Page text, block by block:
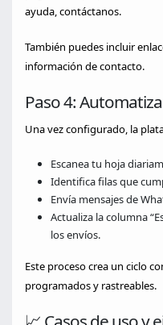
ayuda, contáctanos.
También puedes incluir
información de contacto.
Paso 4:
Una vez configurado, la
Escanea tu hoja
Identifica filas que
Envía mensajes de
Actualiza la columna
los envíos.
Este proceso crea un ciclo
programados y rastreables.